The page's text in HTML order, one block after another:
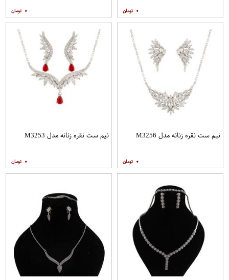
۰ ۰
نیم ست نقره زنانه مدل M3256
۰
نیم ست نقره زنانه مدل M3253
۰